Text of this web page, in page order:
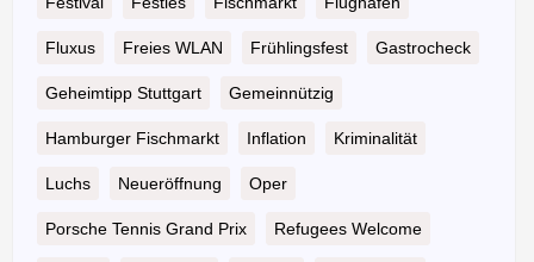
Fluxus Freies WLAN Frühlingsfest Gastrocheck
Geheimtipp Stuttgart Gemeinnützig
Hamburger Fischmarkt Inflation Kriminalität
Luchs Neueröffnung Oper
Porsche Tennis Grand Prix Refugees Welcome